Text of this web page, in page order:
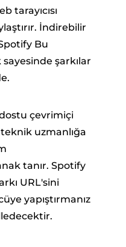
tarayıcısı
İndirebilir
Bu
şarkılar
çevrimiçi
uzmanlığa
tanır. Spotify
URL'sini
yapıştırmanız